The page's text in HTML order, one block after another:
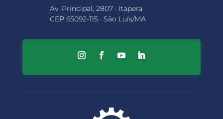
Av. Principal, 2807 · Itapera
CEP 65092-115 · São Luís/MA